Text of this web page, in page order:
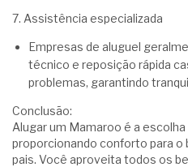
7. Assistência especializada
Empresas de aluguel
técnico e reposição rápida
problemas, garantindo
Conclusão:
Alugar um Mamaroo é a
proporcionando conforto para o
pais. Você aproveita todos os